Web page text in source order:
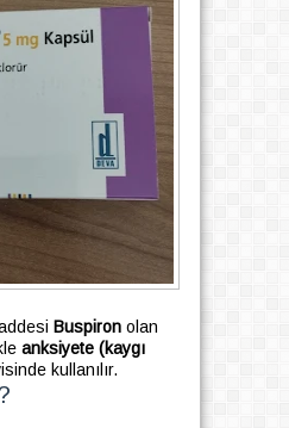
Buspironolan
anksiyete (kaygı
kullanılır.